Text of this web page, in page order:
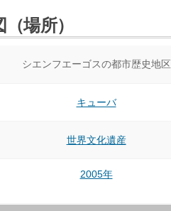
場所）
シエンフエーゴスの都市歴史地区
キューバ
世界文化遺産
2005年